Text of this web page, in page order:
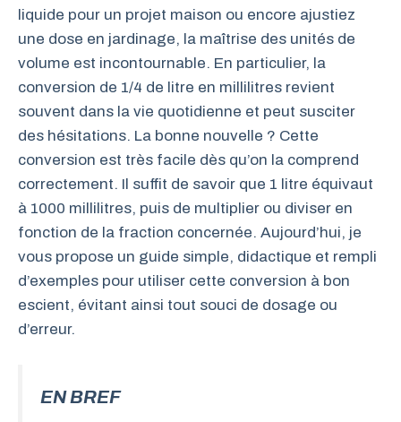
liquide pour un projet maison ou encore ajustiez
une dose en jardinage, la maîtrise des unités de
volume est incontournable. En particulier, la
conversion de 1/4 de litre en millilitres revient
souvent dans la vie quotidienne et peut susciter
des hésitations. La bonne nouvelle ? Cette
conversion est très facile dès qu’on la comprend
correctement. Il suffit de savoir que 1 litre équivaut
à 1000 millilitres, puis de multiplier ou diviser en
fonction de la fraction concernée. Aujourd’hui, je
vous propose un guide simple, didactique et rempli
d’exemples pour utiliser cette conversion à bon
escient, évitant ainsi tout souci de dosage ou
d’erreur.
EN BREF